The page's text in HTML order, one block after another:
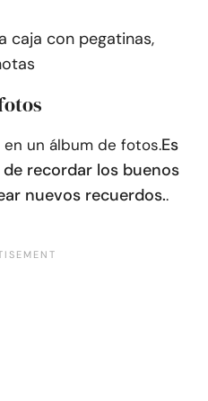
caja con pegatinas,
un álbum de fotos.Es
recordar los buenos
nuevos recuerdos..